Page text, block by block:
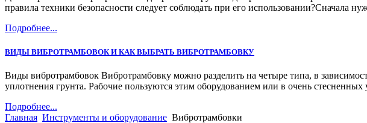
правила техники безопасности следует соблюдать при его использовании?Сначала
Подробнее...
ВИДЫ ВИБРОТРАМБОВОК И КАК ВЫБРАТЬ ВИБРОТРАМБОВКУ
Виды вибротрамбовок Вибротрамбовку можно разделить на четыре типа, в
уплотнения грунта. Рабочие пользуются этим оборудованием или в очень
Подробнее...
Главная Инструменты и оборудование Вибротрамбовки